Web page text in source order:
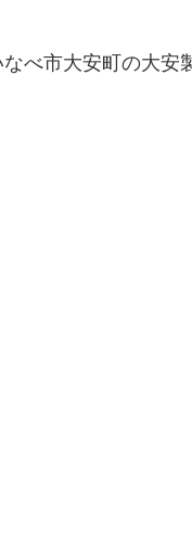
べ市大安町の大安